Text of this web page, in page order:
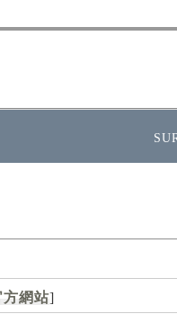
方網站]